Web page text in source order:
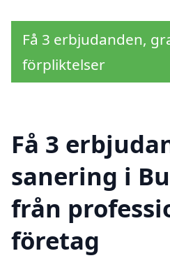
Få 3 erbjudanden,
förpliktelser
Få 3
sanering i
från
företag